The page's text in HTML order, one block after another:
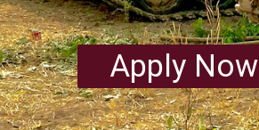
Apply Now